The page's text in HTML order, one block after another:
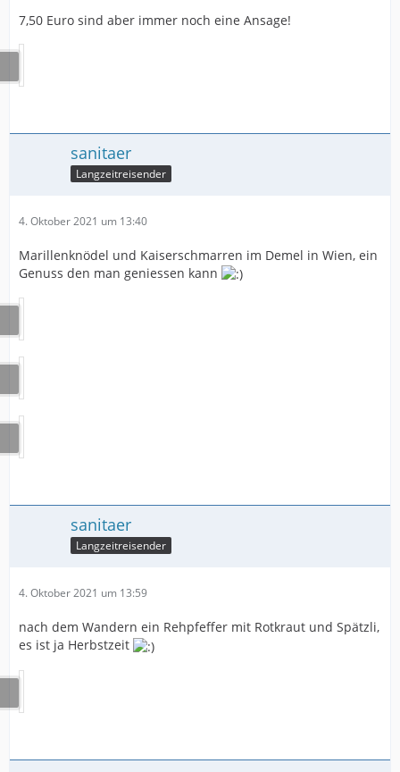
7,50 Euro sind aber immer noch eine Ansage!
sanitaer
Langzeitreisender
4. Oktober 2021 um 13:40
Marillenknödel und Kaiserschmarren im Demel in Wien, ein
Genuss den man geniessen kann
sanitaer
Langzeitreisender
4. Oktober 2021 um 13:59
nach dem Wandern ein Rehpfeffer mit Rotkraut und Spätzli,
es ist ja Herbstzeit